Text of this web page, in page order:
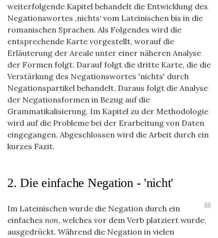
weiterfolgende Kapitel behandelt die Entwicklung des
Negationswortes ‚nichts‘ vom Lateinischen bis in die
romanischen Sprachen. Als Folgendes wird die
entsprechende Karte vorgestellt, worauf die
Erläuterung der Areale unter einer näheren Analyse
der Formen folgt. Darauf folgt die dritte Karte, die die
Verstärkung des Negationswortes 'nichts' durch
Negationspartikel behandelt. Daraus folgt die Analyse
der Negationsformen in Bezug auf die
Grammatikalisierung. Im Kapitel zu der Methodologie
wird auf die Probleme bei der Erarbeitung von Daten
eingegangen. Abgeschlossen wird die Arbeit durch ein
kurzes Fazit.
2. Die einfache Negation - 'nicht'
2
Im Lateinischen wurde die Negation durch ein
einfaches non, welches vor dem Verb platziert wurde,
ausgedrückt. Während die Negation in vielen